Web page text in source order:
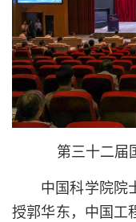
第三十二届
中国科学院院
授郭华东，中国工